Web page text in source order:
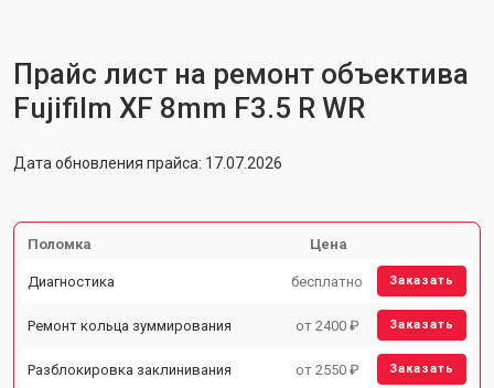
Прайс лист на ремонт объектива
Fujifilm XF 8mm F3.5 R WR
Дата обновления прайса: 17.07.2026
Поломка Цена
Диагностика бесплатно Заказать
Ремонт кольца зуммирования от 2400 ₽ Заказать
Разблокировка заклинивания от 2550 ₽ Заказать